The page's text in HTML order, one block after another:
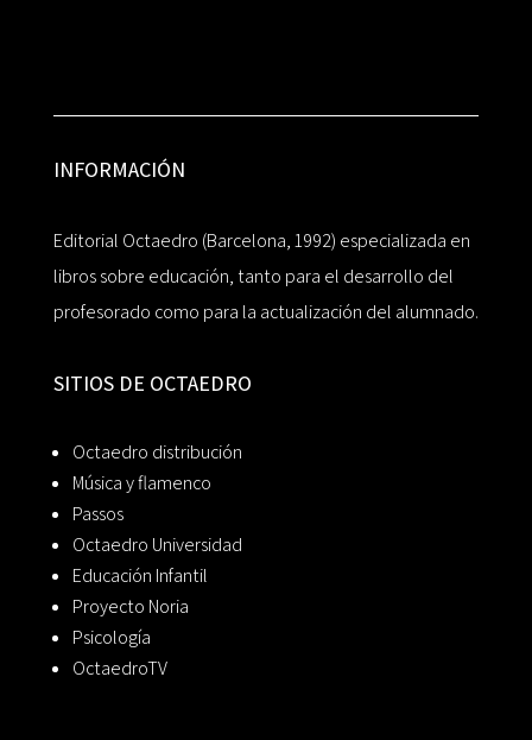
INFORMACIÓN
Editorial Octaedro (Barcelona, 1992) especializada en
libros sobre educación, tanto para el desarrollo del
profesorado como para la actualización del alumnado.
SITIOS DE OCTAEDRO
Octaedro distribución
Música y flamenco
Passos
Octaedro Universidad
Educación Infantil
Proyecto Noria
Psicología
OctaedroTV